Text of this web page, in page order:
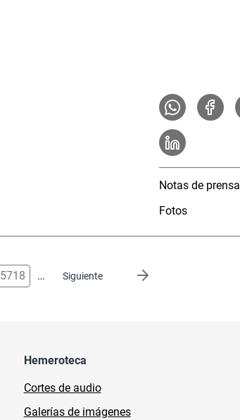
Notas de prensa
Fotos
5718 … Siguiente
Siguiente página
Hemeroteca
Cortes de audio
Galerías de imágenes